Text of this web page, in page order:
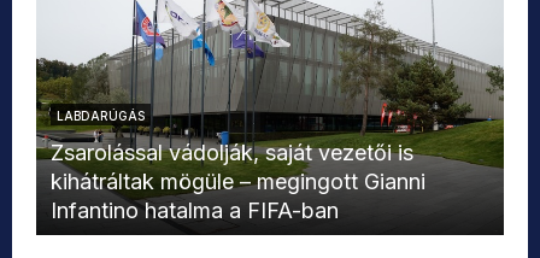
LABDARÚGÁS
Zsarolással vádolják, saját vezetői is
kihátráltak mögüle – megingott Gianni
Infantino hatalma a FIFA-ban